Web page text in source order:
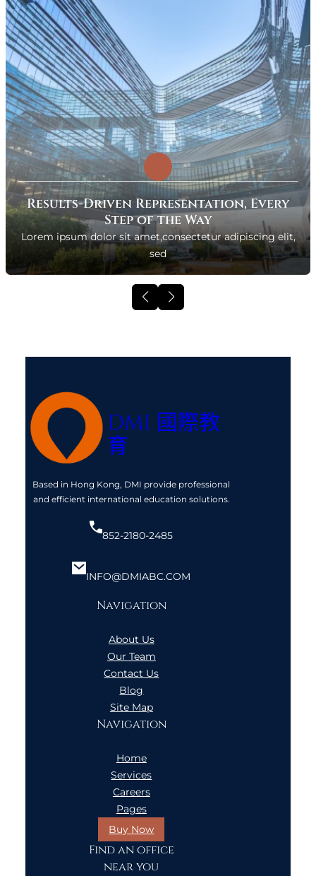
Results-Driven Representation, Every
Step of the Way
Lorem ipsum dolor sit amet,consectetur adipiscing elit,
sed
DMI 國際教
育
Based in Hong Kong, DMI provide professional
and efficient international education solutions.
852-2180-2485
INFO@DMIABC.COM
Navigation
About Us
Our Team
Contact Us
Blog
Site Map
Navigation
Home
Services
Careers
Pages
Buy Now
Find an office
near you